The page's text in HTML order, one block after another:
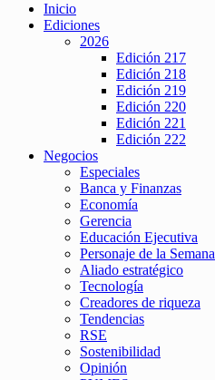
Inicio
Ediciones
2026
Edición 217
Edición 218
Edición 219
Edición 220
Edición 221
Edición 222
Negocios
Especiales
Banca y Finanzas
Economía
Gerencia
Educación Ejecutiva
Personaje de la Semana
Aliado estratégico
Tecnología
Creadores de riqueza
Tendencias
RSE
Sostenibilidad
Opinión